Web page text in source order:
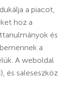
a piacot,
hoz a
és
a
A weboldal
és saleseszköz